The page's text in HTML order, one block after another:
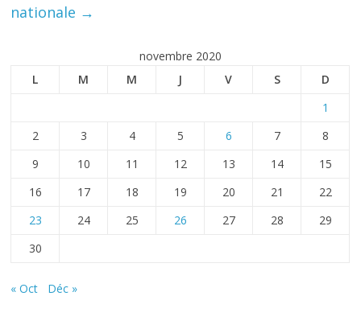
nationale →
novembre 2020
L
M M J V S
D
1
2
3 4 5 6 7
8
9
10 11 12 13 14
15
16
17 18 19 20 21
22
23
24 25 26 27 28
29
30
« Oct Déc »